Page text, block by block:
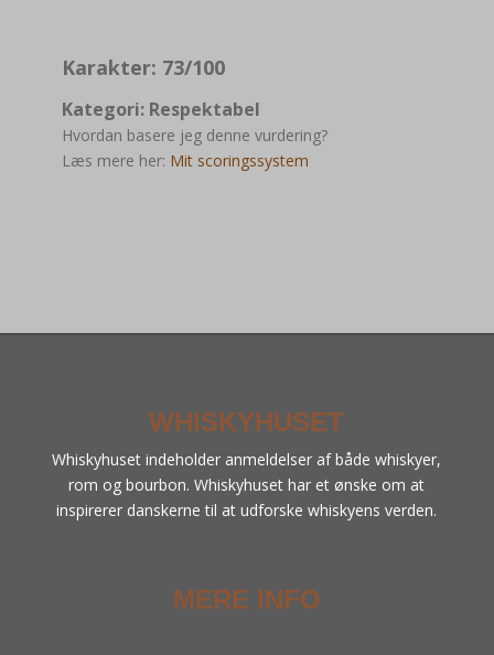
Karakter: 73/100
Kategori: Respektabel
Hvordan basere jeg denne vurdering?
Læs mere her: Mit scoringssystem
WHISKYHUSET
Whiskyhuset indeholder anmeldelser af både whiskyer,
rom og bourbon. Whiskyhuset har et ønske om at
inspirerer danskerne til at udforske whiskyens verden.
MERE INFO